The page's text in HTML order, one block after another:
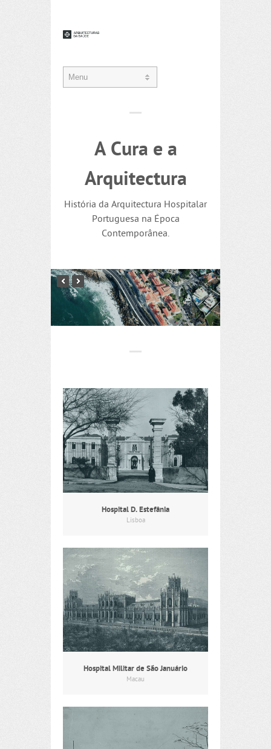
A Cura e a
Arquitectura
História da Arquitectura Hospitalar
Portuguesa na Época
Contemporânea.
Hospital D. Estefânia
Lisboa
Hospital Militar de São Januário
Macau